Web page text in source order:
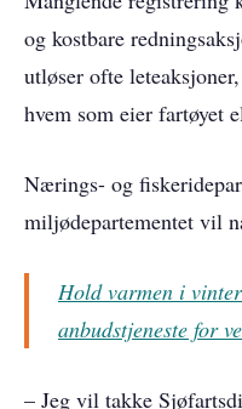
og kostbare
utløser ofte
hvem som eier fartøyet
Nærings- og
miljødepartementet vil
Hold varmen i
anbudstjeneste for
– Jeg vil takke